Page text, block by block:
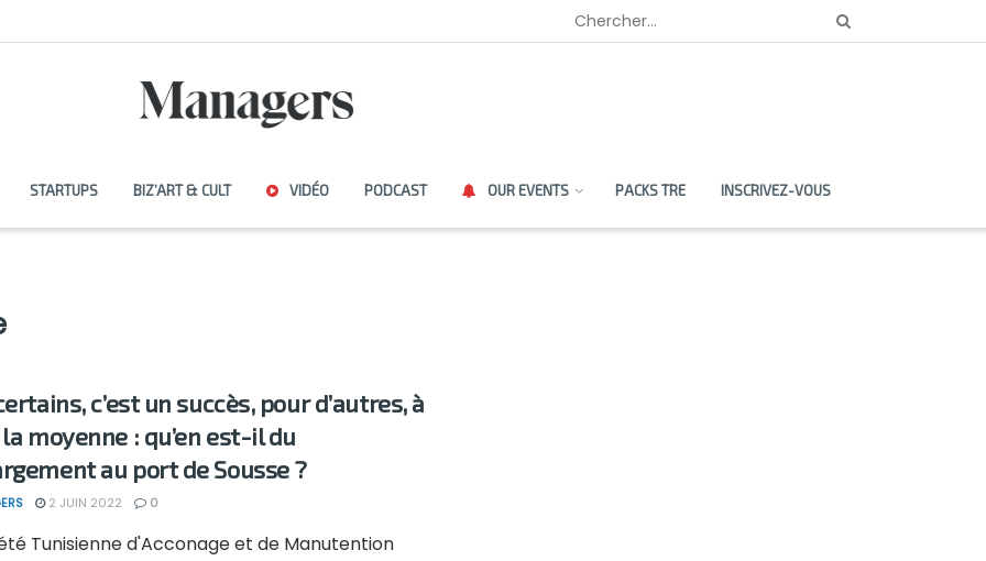
STARTUPS BIZ’ART & CULT VIDÉO PODCAST OUR EVENTS PACKS TRE INSCRIVEZ-VOUS
c’est un succès, pour d’autres, à
moyenne : qu’en est-il du
au port de Sousse ?
2 JUIN 2022 0
Tunisienne d'Acconage et de Manutention